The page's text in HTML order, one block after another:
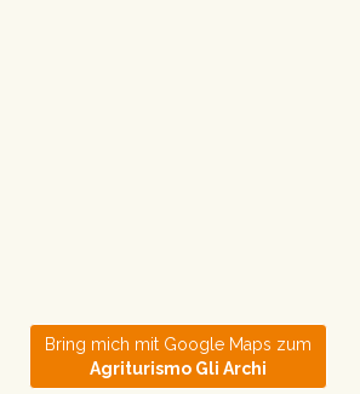
Bring mich mit Google Maps zum
Agriturismo Gli Archi